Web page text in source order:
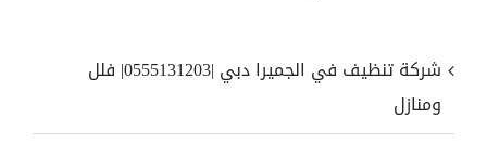
شركة تنظيف في الجميرا دبي |0555131203| فلل
ومنازل